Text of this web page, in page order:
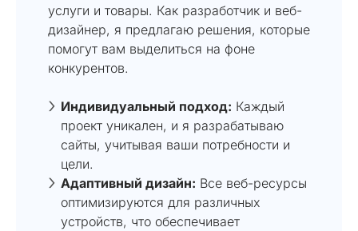
услуги и товары. Как разработчик и веб-
дизайнер, я предлагаю решения, которые
помогут вам выделиться на фоне
конкурентов.
Индивидуальный подход: Каждый
проект уникален, и я разрабатываю
сайты, учитывая ваши потребности и
цели.
Адаптивный дизайн: Все веб-ресурсы
оптимизируются для различных
устройств, что обеспечивает